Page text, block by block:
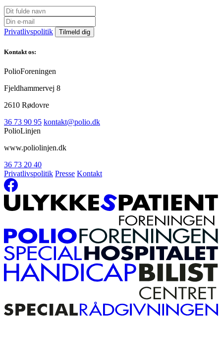
Privatlivspolitik
Kontakt os:
PolioForeningen
Fjeldhammervej 8
2610 Rødovre
36 73 90 95 kontakt@polio.dk
PolioLinjen
www.poliolinjen.dk
36 73 20 40
Privatlivspolitik Presse Kontakt